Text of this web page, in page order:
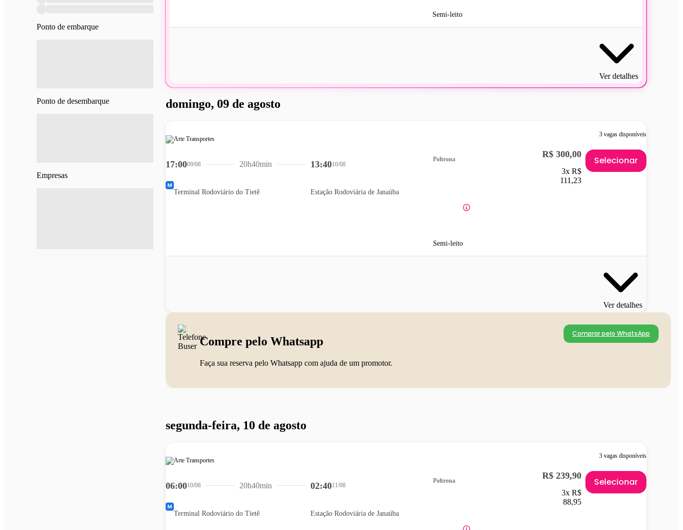
Ponto de embarque
Ponto de desembarque
Empresas
Semi-leito
Ver detalhes
domingo, 09 de agosto
3 vagas disponíveis
17:0009/08
Terminal Rodoviário do Tietê
13:4010/08
Estação Rodoviária de Janaúba
20h40min
Poltrona
Semi-leito
R$ 300,00
3x R$
111,23
Selecionar
Ver detalhes
Compre pelo Whatsapp
Faça sua reserva pelo Whatsapp com ajuda de um promotor.
Comprar pelo WhatsApp
segunda-feira, 10 de agosto
3 vagas disponíveis
06:0010/08
Terminal Rodoviário do Tietê
02:4011/08
Estação Rodoviária de Janaúba
20h40min
Poltrona R$ 239,90
3x R$
88,95
Selecionar